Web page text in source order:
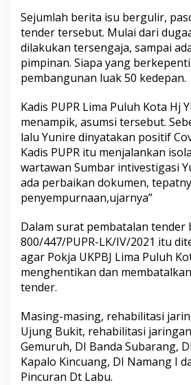
e
n
d
e
r
P
m
b
a
n
g
u
n
a
i
K
a
u
t
e
n
L
i
Sejumlah berita isu bergulir,
tender tersebut. Mulai dari
dilakukan tersengaja, sampai
pimpinan. Siapa yang
pembangunan luak 50 kedepan.
Kadis PUPR Lima Puluh Kota Hj
menampik, asumsi tersebut.
lalu Yunire dinyatakan positif
Kadis PUPR itu menjalankan
wartawan Sumbar intivestigasi
ada perbaikan dokumen,
penyempurnaan,ujarnya”
Dalam surat pembatalan tender
800/447/PUPR-LK/IV/2021 itu
agar Pokja UKPBJ Lima Puluh
menghentikan dan
tender.
Masing-masing, rehabilitasi
Ujung Bukit, rehabilitasi
Gemuruh, DI Banda Subarang,
Kapalo Kincuang, DI Namang I
Pincuran Dt Labu.